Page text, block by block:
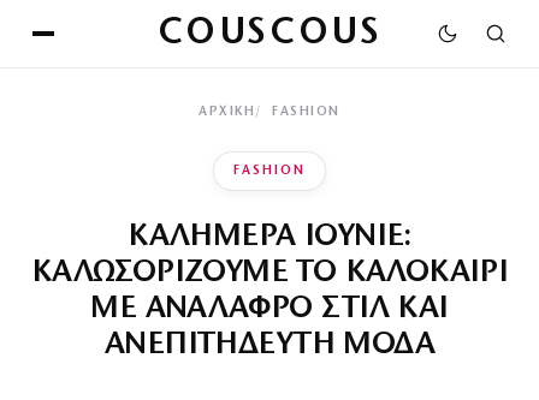
COUSCOUS
ΑΡΧΙΚΉ FASHION
FASHION
ΚΑΛΗΜΕΡΑ ΙΟΥΝΙΕ:
ΚΑΛΩΣΟΡΙΖΟΥΜΕ ΤΟ ΚΑΛΟΚΑΙΡΙ
ΜΕ ΑΝΑΛΑΦΡΟ ΣΤΙΛ ΚΑΙ
ΑΝΕΠΙΤΗΔΕΥΤΗ ΜΟΔΑ